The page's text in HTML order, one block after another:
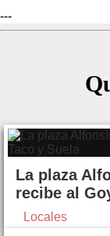
---
La plaza
recibe al
Locales